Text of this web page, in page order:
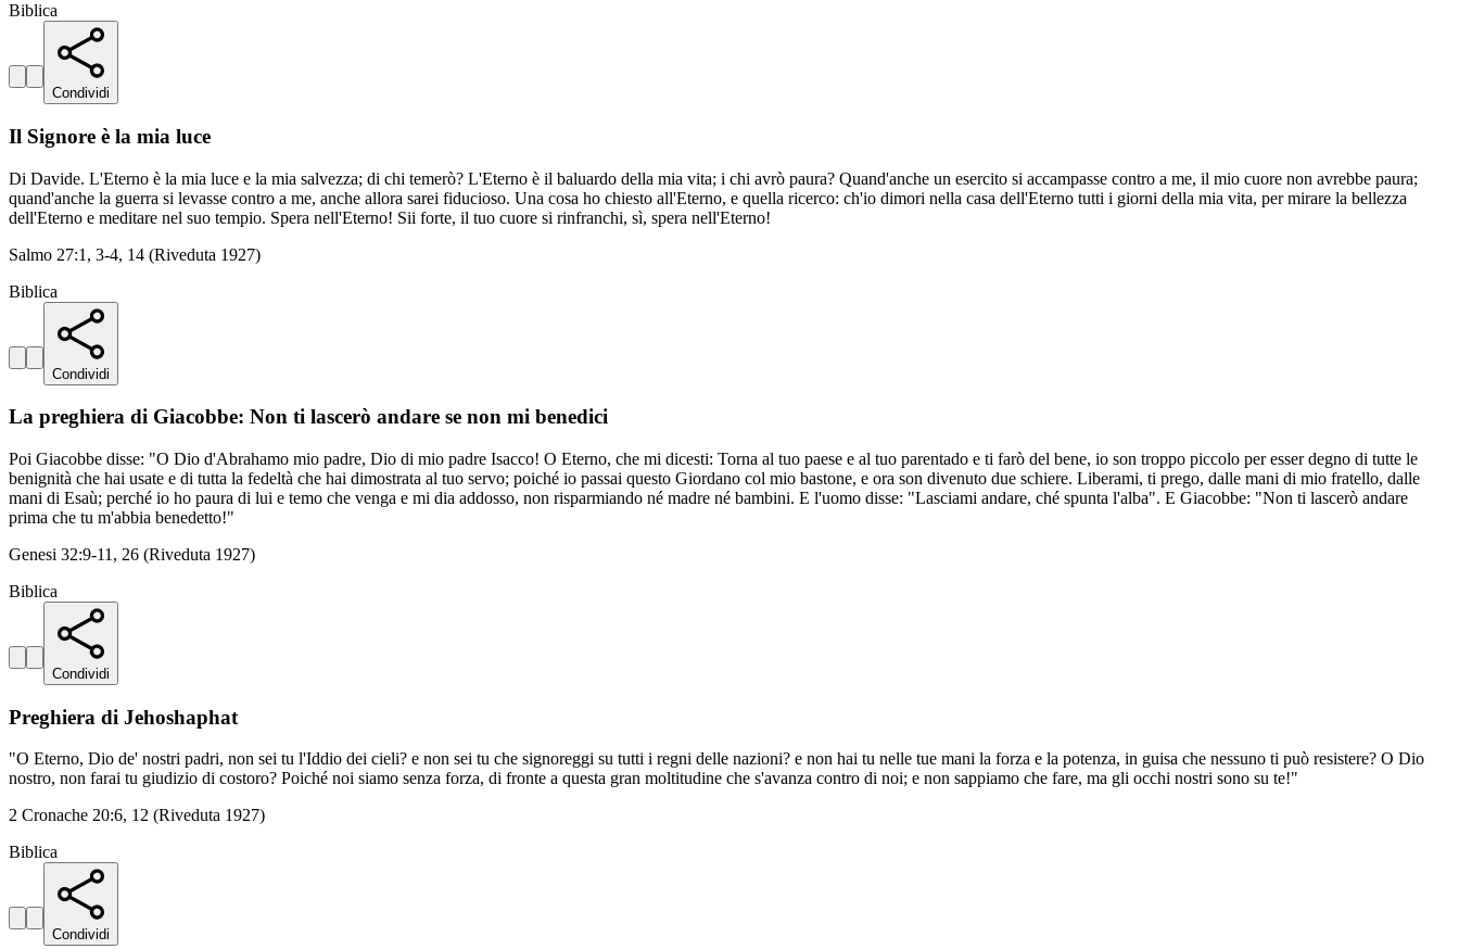
Biblica
Condividi
Il Signore è la mia luce
Di Davide. L'Eterno è la mia luce e la mia salvezza; di chi temerò? L'Eterno è il baluardo della mia vita; i chi avrò paura? Quand'anche un esercito si accampasse contro a me, il mio cuore non avrebbe paura;
quand'anche la guerra si levasse contro a me, anche allora sarei fiducioso. Una cosa ho chiesto all'Eterno, e quella ricerco: ch'io dimori nella casa dell'Eterno tutti i giorni della mia vita, per mirare la bellezza
dell'Eterno e meditare nel suo tempio. Spera nell'Eterno! Sii forte, il tuo cuore si rinfranchi, sì, spera nell'Eterno!
Salmo 27:1, 3-4, 14 (Riveduta 1927)
Biblica
Condividi
La preghiera di Giacobbe: Non ti lascerò andare se non mi benedici
Poi Giacobbe disse: "O Dio d'Abrahamo mio padre, Dio di mio padre Isacco! O Eterno, che mi dicesti: Torna al tuo paese e al tuo parentado e ti farò del bene, io son troppo piccolo per esser degno di tutte le
benignità che hai usate e di tutta la fedeltà che hai dimostrata al tuo servo; poiché io passai questo Giordano col mio bastone, e ora son divenuto due schiere. Liberami, ti prego, dalle mani di mio fratello, dalle
mani di Esaù; perché io ho paura di lui e temo che venga e mi dia addosso, non risparmiando né madre né bambini. E l'uomo disse: "Lasciami andare, ché spunta l'alba". E Giacobbe: "Non ti lascerò andare
prima che tu m'abbia benedetto!"
Genesi 32:9-11, 26 (Riveduta 1927)
Biblica
Condividi
Preghiera di Jehoshaphat
"O Eterno, Dio de' nostri padri, non sei tu l'Iddio dei cieli? e non sei tu che signoreggi su tutti i regni delle nazioni? e non hai tu nelle tue mani la forza e la potenza, in guisa che nessuno ti può resistere? O Dio
nostro, non farai tu giudizio di costoro? Poiché noi siamo senza forza, di fronte a questa gran moltitudine che s'avanza contro di noi; e non sappiamo che fare, ma gli occhi nostri sono su te!"
2 Cronache 20:6, 12 (Riveduta 1927)
Biblica
Condividi